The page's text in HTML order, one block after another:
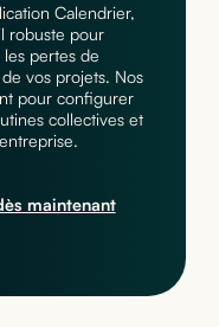
Calendrier,
robuste pour
pertes de
vos projets. Nos
pour configurer
collectives et
maintenant